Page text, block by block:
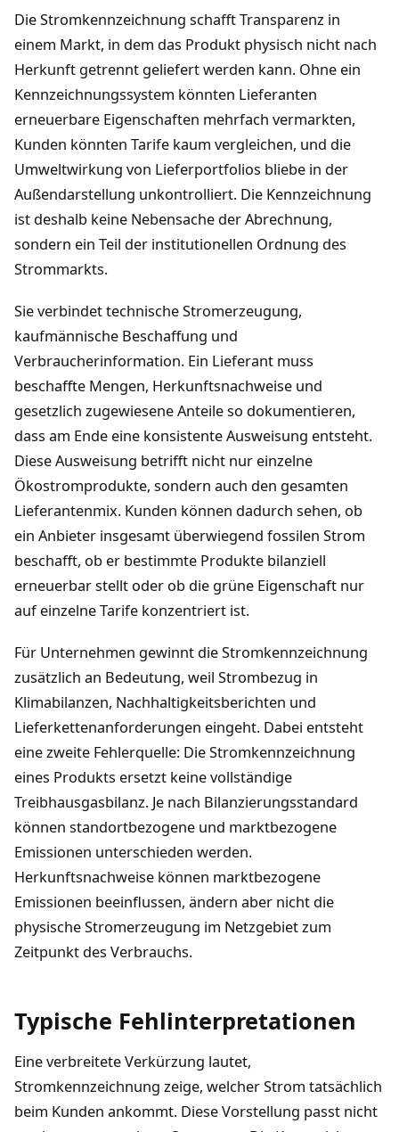
Die Stromkennzeichnung schafft Transparenz in
einem Markt, in dem das Produkt physisch nicht nach
Herkunft getrennt geliefert werden kann. Ohne ein
Kennzeichnungssystem könnten Lieferanten
erneuerbare Eigenschaften mehrfach vermarkten,
Kunden könnten Tarife kaum vergleichen, und die
Umweltwirkung von Lieferportfolios bliebe in der
Außendarstellung unkontrolliert. Die Kennzeichnung
ist deshalb keine Nebensache der Abrechnung,
sondern ein Teil der institutionellen Ordnung des
Strommarkts.
Sie verbindet technische Stromerzeugung,
kaufmännische Beschaffung und
Verbraucherinformation. Ein Lieferant muss
beschaffte Mengen, Herkunftsnachweise und
gesetzlich zugewiesene Anteile so dokumentieren,
dass am Ende eine konsistente Ausweisung entsteht.
Diese Ausweisung betrifft nicht nur einzelne
Ökostromprodukte, sondern auch den gesamten
Lieferantenmix. Kunden können dadurch sehen, ob
ein Anbieter insgesamt überwiegend fossilen Strom
beschafft, ob er bestimmte Produkte bilanziell
erneuerbar stellt oder ob die grüne Eigenschaft nur
auf einzelne Tarife konzentriert ist.
Für Unternehmen gewinnt die Stromkennzeichnung
zusätzlich an Bedeutung, weil Strombezug in
Klimabilanzen, Nachhaltigkeitsberichten und
Lieferkettenanforderungen eingeht. Dabei entsteht
eine zweite Fehlerquelle: Die Stromkennzeichnung
eines Produkts ersetzt keine vollständige
Treibhausgasbilanz. Je nach Bilanzierungsstandard
können standortbezogene und marktbezogene
Emissionen unterschieden werden.
Herkunftsnachweise können marktbezogene
Emissionen beeinflussen, ändern aber nicht die
physische Stromerzeugung im Netzgebiet zum
Zeitpunkt des Verbrauchs.
Typische Fehlinterpretationen
Eine verbreitete Verkürzung lautet,
Stromkennzeichnung zeige, welcher Strom tatsächlich
beim Kunden ankommt. Diese Vorstellung passt nicht